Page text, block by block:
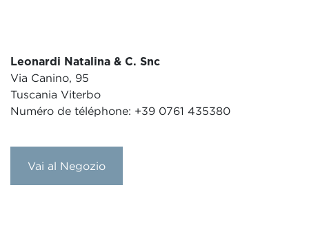
Leonardi Natalina & C. Snc
Via Canino, 95
Tuscania Viterbo
Numéro de téléphone: +39 0761 435380
Vai al Negozio